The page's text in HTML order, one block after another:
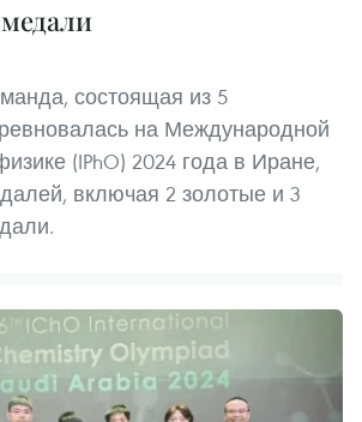
состоящая из 5
на Международной
(IPhO) 2024 года в Иране,
включая 2 золотые и 3